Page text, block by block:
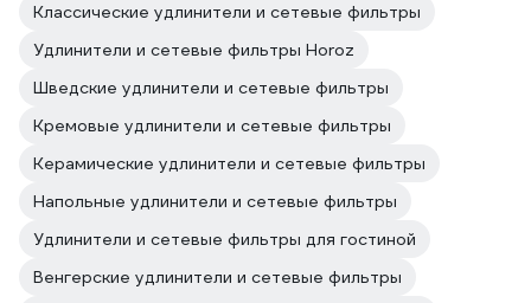
Классические удлинители и сетевые фильтры
Удлинители и сетевые фильтры Horoz
Шведские удлинители и сетевые фильтры
Кремовые удлинители и сетевые фильтры
Керамические удлинители и сетевые фильтры
Напольные удлинители и сетевые фильтры
Удлинители и сетевые фильтры для гостиной
Венгерские удлинители и сетевые фильтры